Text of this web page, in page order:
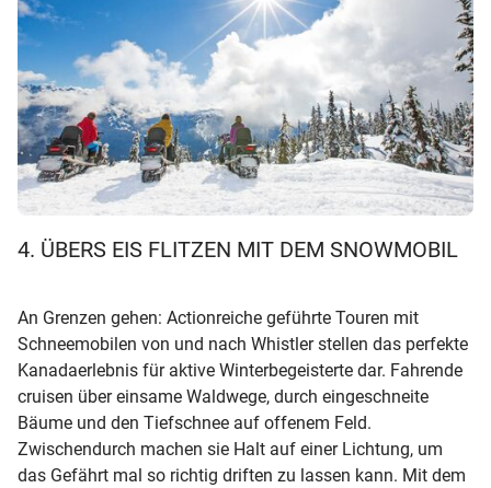
4. ÜBERS EIS FLITZEN MIT DEM SNOWMOBIL
An Grenzen gehen: Actionreiche geführte Touren mit
Schneemobilen von und nach Whistler stellen das perfekte
Kanadaerlebnis für aktive Winterbegeisterte dar. Fahrende
cruisen über einsame Waldwege, durch eingeschneite
Bäume und den Tiefschnee auf offenem Feld.
Zwischendurch machen sie Halt auf einer Lichtung, um
das Gefährt mal so richtig driften zu lassen kann. Mit dem